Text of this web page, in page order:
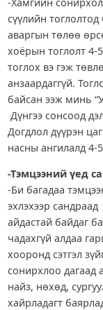
сүүлийн
аваргын төлөө
хоёрын тоглолт 4-
тоглох вэ гэж
анзаардаггүй.
байсан ээж минь
Дүнгээ сонсоод
Догдлол дүүрэн
насны ангилалд
-Тэмцээний үед
-Би багадаа
эхлэхээр
айдастай байдаг
чадахгүй алдаа
хооронд сэтгэл
сонирхлоо дагаад
найз, нөхөд,
хайрладагт